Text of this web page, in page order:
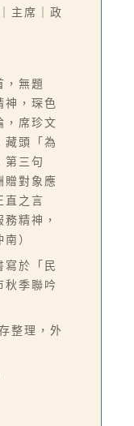
主席｜政
，無題
神，琛色
，席珍文
藏頭「為
第三句
贈對象應
直之言
精神，
）
寫於「民
秋季聯吟
整理，外